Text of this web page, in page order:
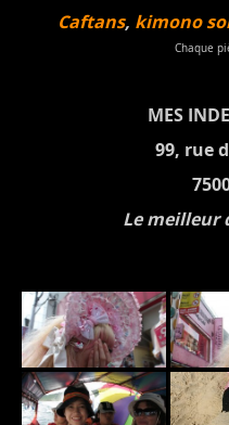
Caftans, kimono
Chaque
MES
99, rue
Le meilleur